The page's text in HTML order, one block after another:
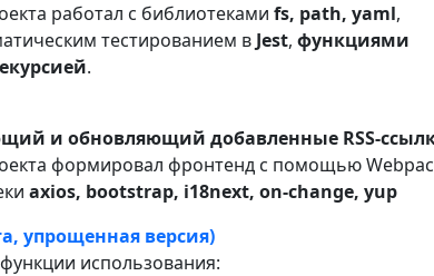
работал с библиотеками fs, path, yaml,
тестированием в Jest, функциями
.
и обновляющий добавленные RSS-
формировал фронтенд с помощью
axios, bootstrap, i18next, on-change, yup
упрощенная версия)
использования: